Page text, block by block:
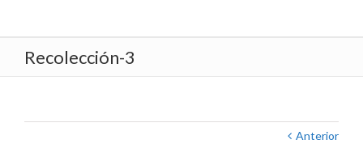
Recolección-3
Anterior